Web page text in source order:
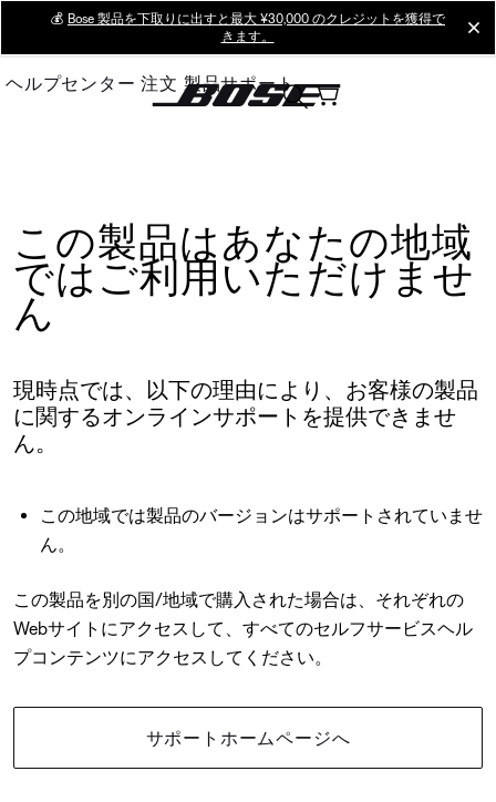
Main
💰 Bose 製品を下取りに出すと最大 ¥30,000 のクレジットを獲得で
きます。
ヘルプセンター 注文 製品サポート
この製品はあなたの地域
ではご利用いただけませ
ん
現時点では、以下の理由により、お客様の製品
に関するオンラインサポートを提供できませ
ん。
この地域では製品のバージョンはサポートされていませ
ん。
この製品を別の国/地域で購入された場合は、それぞれの
Webサイトにアクセスして、すべてのセルフサービスヘル
プコンテンツにアクセスしてください。
サポートホームページへ